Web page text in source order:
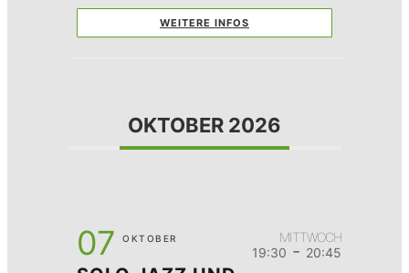
WEITERE INFOS
OKTOBER 2026
07 OKTOBER
MITTWOCH
19:30 - 20:45